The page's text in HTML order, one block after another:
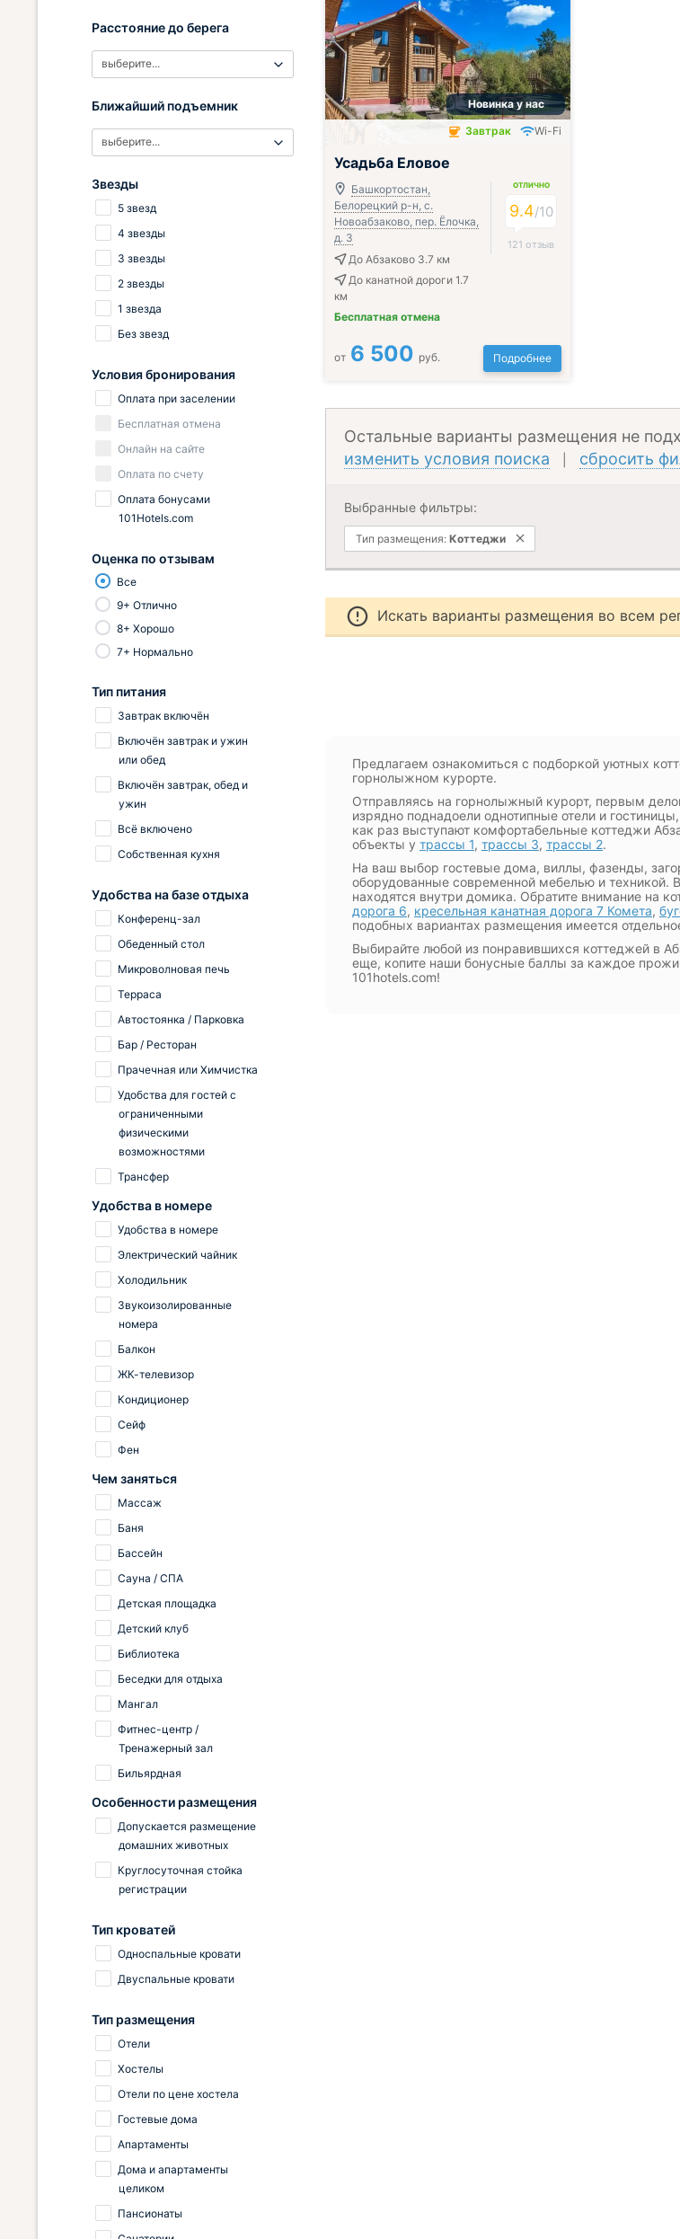
Новинка у нас
Завтрак включён
Завтрак Wi-Fi
Усадьба Еловое
Башкортостан,
Белорецкий р-н, с.
Новоабзаково, пер. Ёлочка,
д. 3
До Абзаково 3.7 км
До канатной дороги 1.7
км
Бесплатная отмена
ОТЛИЧНО
9.4/10
121 отзыв
от 6 500 руб. Подробнее
Остальные варианты размещения не
изменить условия поиска
сбросить
Выбранные фильтры:
Тип размещения: Коттеджи
Искать варианты размещения во всем
Предлагаем ознакомиться с подборкой уютных
горнолыжном курорте.
Отправляясь на горнолыжный курорт, первым
изрядно поднадоели однотипные отели и
как раз выступают комфортабельные коттеджи
объекты у трассы 1, трассы 3, трассы 2.
На ваш выбор гостевые дома, виллы, фазенды,
оборудованные современной мебелью и
находятся внутри домика. Обратите внимание на
дорога 6, кресельная канатная дорога 7 Комета,
подобных вариантах размещения имеется
Выбирайте любой из понравившихся коттеджей в
еще, копите наши бонусные баллы за каждое
101hotels.com!
Расстояние до берега
выберите...
Ближайший подъемник
выберите...
Звезды
5 звезд
4 звезды
3 звезды
2 звезды
1 звезда
Без звезд
Условия бронирования
Оплата при заселении
Бесплатная отмена
Онлайн на сайте
Оплата по счету
Оплата бонусами
101Hotels.com
Оценка по отзывам
Все
9+ Отлично
8+ Хорошо
7+ Нормально
Тип питания
Завтрак включён
Включён завтрак и ужин
или обед
Включён завтрак, обед и
ужин
Всё включено
Собственная кухня
Удобства на базе отдыха
Конференц-зал
Обеденный стол
Микроволновая печь
Терраса
Автостоянка / Парковка
Бар / Ресторан
Прачечная или Химчистка
Удобства для гостей с
ограниченными
физическими
возможностями
Трансфер
Удобства в номере
Удобства в номере
Электрический чайник
Холодильник
Звукоизолированные
номера
Балкон
ЖК-телевизор
Кондиционер
Сейф
Фен
Чем заняться
Массаж
Баня
Бассейн
Сауна / СПА
Детская площадка
Детский клуб
Библиотека
Беседки для отдыха
Мангал
Фитнес-центр /
Тренажерный зал
Бильярдная
Особенности размещения
Допускается размещение
домашних животных
Круглосуточная стойка
регистрации
Тип кроватей
Односпальные кровати
Двуспальные кровати
Тип размещения
Отели
Хостелы
Отели по цене хостела
Гостевые дома
Апартаменты
Дома и апартаменты
целиком
Пансионаты